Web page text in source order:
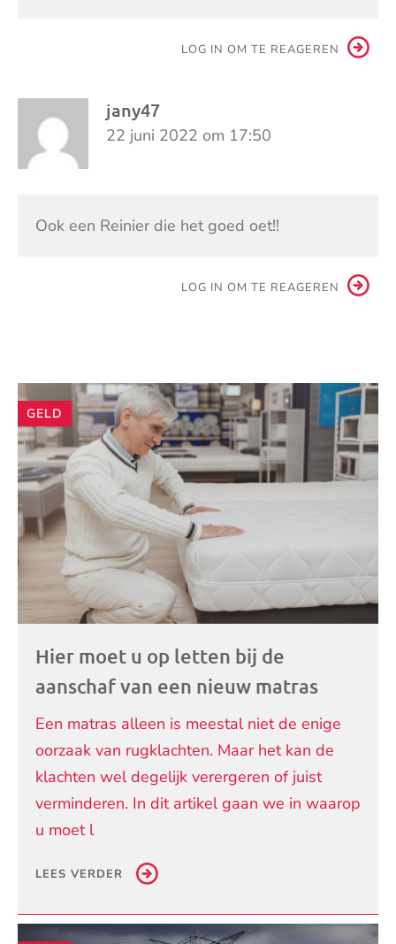
LOG IN OM TE REAGEREN
jany47
22 juni 2022 om 17:50
Ook een Reinier die het goed oet!!
LOG IN OM TE REAGEREN
Andere
artikelen
GELD
Hier moet u op letten bij de
aanschaf van een nieuw matras
Een matras alleen is meestal niet de enige
oorzaak van rugklachten. Maar het kan de
klachten wel degelijk verergeren of juist
verminderen. In dit artikel gaan we in waarop
u moet l
LEES VERDER